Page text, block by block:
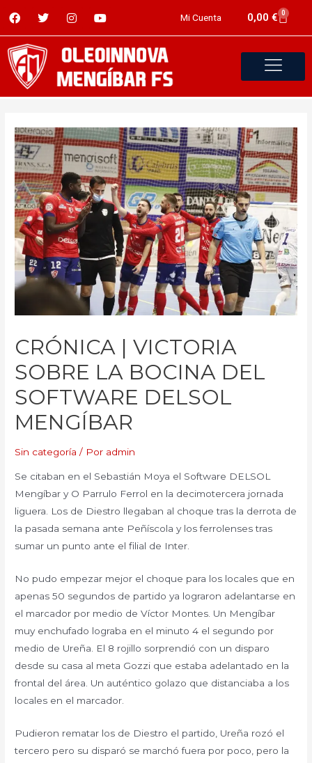
Mi Cuenta 0,00 € 0
CRÓNICA | VICTORIA
SOBRE LA BOCINA DEL
SOFTWARE DELSOL
MENGÍBAR
Sin categoría / Por admin
Se citaban en el Sebastián Moya el Software DELSOL
Mengíbar y O Parrulo Ferrol en la decimotercera jornada
liguera. Los de Diestro llegaban al choque tras la derrota de
la pasada semana ante Peñíscola y los ferrolenses tras
sumar un punto ante el filial de Inter.
No pudo empezar mejor el choque para los locales que en
apenas 50 segundos de partido ya lograron adelantarse en
el marcador por medio de Víctor Montes. Un Mengíbar
muy enchufado lograba en el minuto 4 el segundo por
medio de Ureña. El 8 rojillo sorprendió con un disparo
desde su casa al meta Gozzi que estaba adelantado en la
frontal del área. Un auténtico golazo que distanciaba a los
locales en el marcador.
Pudieron rematar los de Diestro el partido, Ureña rozó el
tercero pero su disparó se marchó fuera por poco, pero la